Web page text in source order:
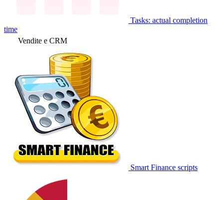
Tasks: actual completion
time
Vendite e CRM
Smart Finance scripts